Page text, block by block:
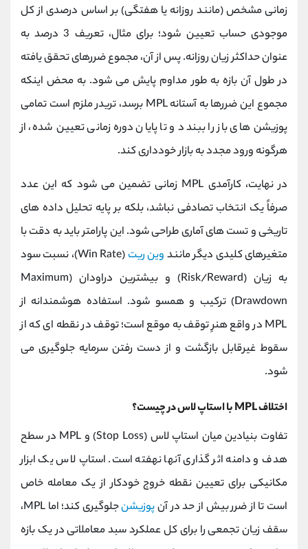
زمانی مشخص (مانند روزانه یا هفتگی) بر اساس درصدی از کل
موجودی حساب تعیین شود؛ برای مثال، تعریف 3 درصد به
عنوان حداکثر زیان روزانه. پس از آن، مجموع ضررهای تحقق‌ یافته
در طول آن بازه به‌ طور مداوم پایش می‌ شود. به محض اینکه
مجموع این ضررها به آستانه‌ MPL برسد، تریدر ملزم است تمامی
پوزیشن‌ های باز را ببندد و تا پایان دوره‌ زمانی تعیین‌ شده، از
هرگونه ورود مجدد به بازار خودداری کند.
در نهایت، کارآمدی MPL زمانی تضمین می‌ شود که این عدد
صرفاً یک انتخاب تصادفی نباشد، بلکه بر پایه تحلیل داده‌ های
تاریخی و تست‌ های آماری طراحی شود. این پارامتر باید به دقت با
متغیرهای کلیدی دیگر مانند وین‌ ریت
(Win Rate)، نسبت سود
به زیان (Risk/Reward) و بیشترین دراودان (Maximum
Drawdown) ترکیب و همسو شود. استفاده هوشمندانه از
MPL در واقع هنرِ توقف به‌ موقع است؛ توقف در نقطه‌ ای که از
سقوط غیرقابل بازگشت و از دست رفتن سرمایه جلوگیری می‌
شود.
اختلاف MPL با استاپ لاس در چیست؟
تفاوت بنیادین میان استاپ‌ لاس (Stop Loss) و MPL در سطح
هدف و دامنه اثر گذاری آنها نهفته است. استاپ‌ لاس یک ابزار
مکانیکی برای تعیین نقطه خروج خودکار از یک معامله‌ خاص
است تا از ضرر بیش از حد در آنپوزیشن
جلوگیری کند؛ اما MPL،
سقف زیان تجمعی را برای کل عملکرد سبد معاملاتی در یک بازه